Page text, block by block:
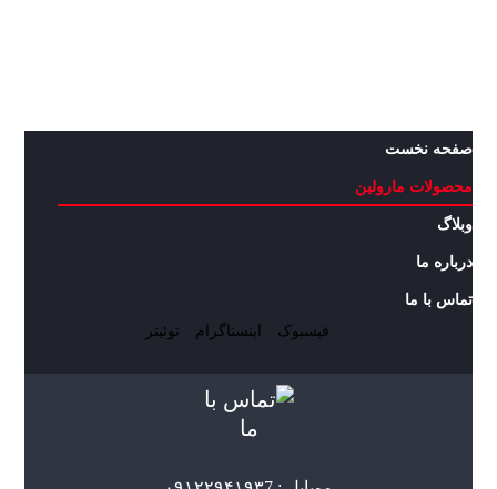
صفحه نخست
محصولات مارولین
وبلاگ
درباره ما
تماس با ما
فیسبوک
اینستاگرام توئیتر